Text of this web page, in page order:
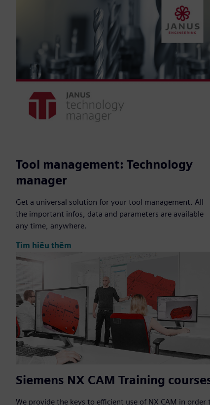
Tool management: Technology
manager
Get a universal solution for your tool management. All
the important infos, data and parameters are available
any time, anywhere.
Tìm hiểu thêm
Siemens NX CAM Training
We provide the keys to efficient use of NX CAM in order